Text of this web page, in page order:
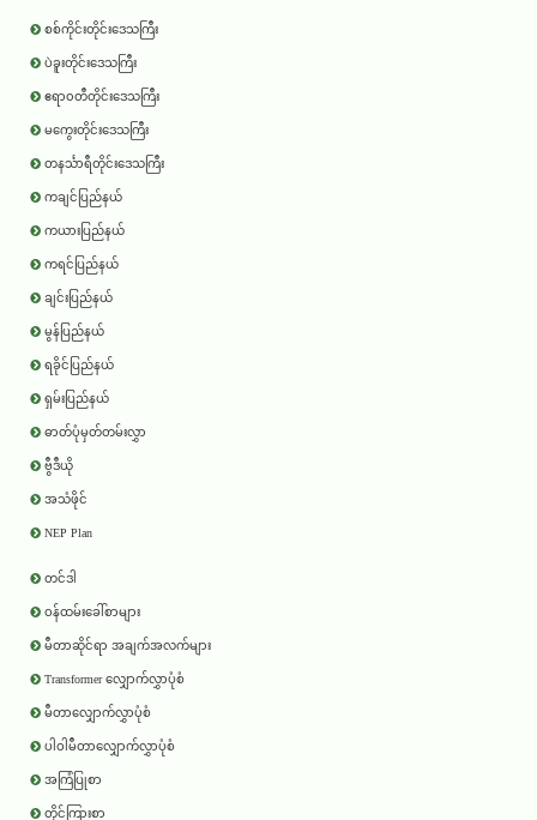
စစ်ကိုင်းတိုင်းဒေသကြီး
ပဲခူးတိုင်းဒေသကြီး
ဧရာ၀တီတိုင်းဒေသကြီး
မကွေးတိုင်းဒေသကြီး
တနင်္သာရီတိုင်းဒေသကြီး
ကချင်ပြည်နယ်
ကယားပြည်နယ်
ကရင်ပြည်နယ်
ချင်းပြည်နယ်
မွန်ပြည်နယ်
ရခိုင်ပြည်နယ်
ရှမ်းပြည်နယ်
ဓာတ်ပုံမှတ်တမ်းလွှာ
ဗွီဒီယို
အသံဖိုင်
NEP Plan
တင်ဒါ
ဝန်ထမ်းခေါ်စာများ
မီတာဆိုင်ရာ အချက်အလက်များ
Transformer လျှောက်လွှာပုံစံ
မီတာလျှောက်လွှာပုံစံ
ပါဝါမီတာလျှောက်လွှာပုံစံ
အကြံပြုစာ
တိုင်ကြားစာ